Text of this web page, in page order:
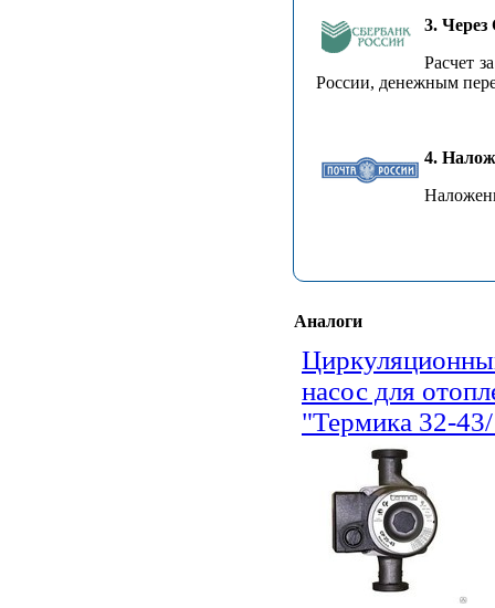
3. Через
Расчет
России, денежным
4.
Аналоги
насос для
"Термика 32-